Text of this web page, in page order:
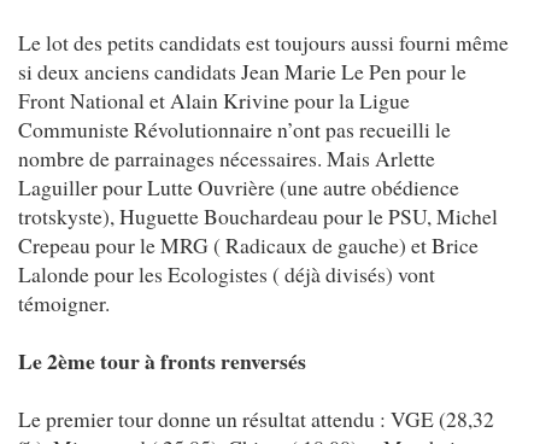
Le lot des petits candidats est toujours aussi fourni même
si deux anciens candidats Jean Marie Le Pen pour le
Front National et Alain Krivine pour la Ligue
Communiste Révolutionnaire n’ont pas recueilli le
nombre de parrainages nécessaires. Mais Arlette
Laguiller pour Lutte Ouvrière (une autre obédience
trotskyste), Huguette Bouchardeau pour le PSU, Michel
Crepeau pour le MRG ( Radicaux de gauche) et Brice
Lalonde pour les Ecologistes ( déjà divisés) vont
témoigner.
Le 2ème tour à fronts renversés
Le premier tour donne un résultat attendu : VGE (28,32